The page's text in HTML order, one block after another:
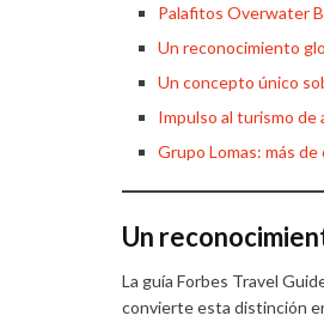
Palafitos Overwater
Un reconocimiento
Un concepto único
Impulso al turismo de
Grupo Lomas: más
Un
La guía Forbes Travel
convierte esta distinción